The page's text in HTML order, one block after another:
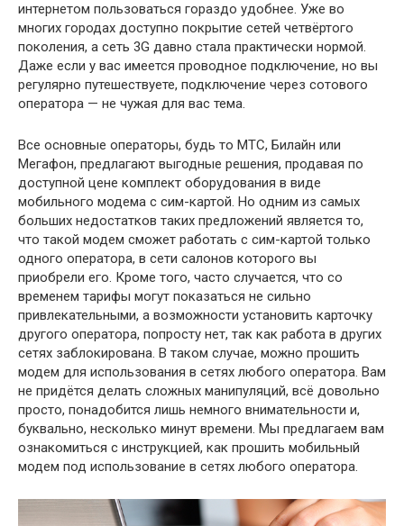
интернетом пользоваться гораздо удобнее. Уже во
многих городах доступно покрытие сетей четвёртого
поколения, а сеть 3G давно стала практически нормой.
Даже если у вас имеется проводное подключение, но вы
регулярно путешествуете, подключение через сотового
оператора — не чужая для вас тема.
Все основные операторы, будь то МТС, Билайн или
Мегафон, предлагают выгодные решения, продавая по
доступной цене комплект оборудования в виде
мобильного модема с сим-картой. Но одним из самых
больших недостатков таких предложений является то,
что такой модем сможет работать с сим-картой только
одного оператора, в сети салонов которого вы
приобрели его. Кроме того, часто случается, что со
временем тарифы могут показаться не сильно
привлекательными, а возможности установить карточку
другого оператора, попросту нет, так как работа в других
сетях заблокирована. В таком случае, можно прошить
модем для использования в сетях любого оператора. Вам
не придётся делать сложных манипуляций, всё довольно
просто, понадобится лишь немного внимательности и,
буквально, несколько минут времени. Мы предлагаем вам
ознакомиться с инструкцией, как прошить мобильный
модем под использование в сетях любого оператора.